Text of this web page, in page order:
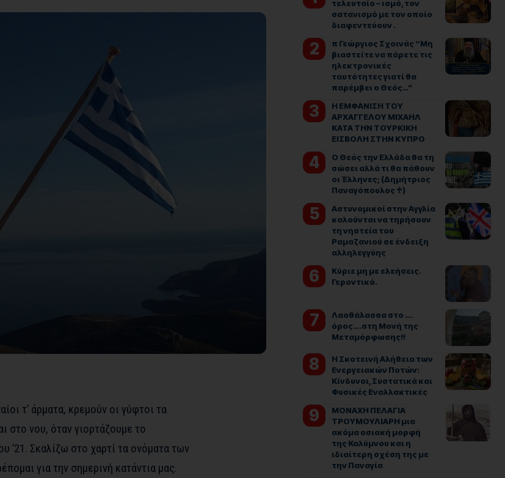
τ’ άρματα, κρεμούν οι γύφτοι τα
στο νου, όταν γιορτάζουμε το
’21. Σκαλίζω στο χαρτί τα ονόματα των
για την σημερινή κατάντια μας.
τελευταίο – ισμό, τον
σατανισμό με τον οποίο
διαφεντεύουν .
π Γεώργιος Σχοινάς “Μη
βιαστείτε να πάρετε τις
ηλεκτρονικές
ταυτότητες γιατί θα
παρέμβει ο Θεός…”
Η ΕΜΦΑΝΙΣΗ ΤΟΥ
ΑΡΧΑΓΓΕΛΟΥ ΜΙΧΑΗΛ
ΚΑΤΑ ΤΗΝ ΤΟΥΡΚΙΚΗ
ΕΙΣΒΟΛΗ ΣΤΗΝ ΚΥΠΡΟ
Ο Θεός την Ελλάδα θα τη
σώσει αλλά τι θα πάθουν
οι Έλληνες; (Δημήτριος
Παναγόπουλος ♰)
Αστυνομικοί στην Αγγλία
καλούνται να τηρήσουν
τη νηστεία του
Ραμαζανιού σε ένδειξη
αλληλεγγύης
Kύριε μη με ελεήσεις.
Γεροντικό.
Λαοθάλασσα στο ….
όρος….στη Μονή της
Μεταμόρφωσης!!
Η Σκοτεινή Αλήθεια των
Ενεργειακών Ποτών:
Κίνδυνοι, Συστατικά και
Φυσικές Εναλλακτικές
ΜΟΝΑΧΗ ΠΕΛΑΓΙΑ
ΤΡΟΥΜΟΥΛΙΑΡΗ μια
ακόμα οσιακή μορφή
της Καλύμνου και η
ιδιαίτερη σχέση της με
την Παναγία